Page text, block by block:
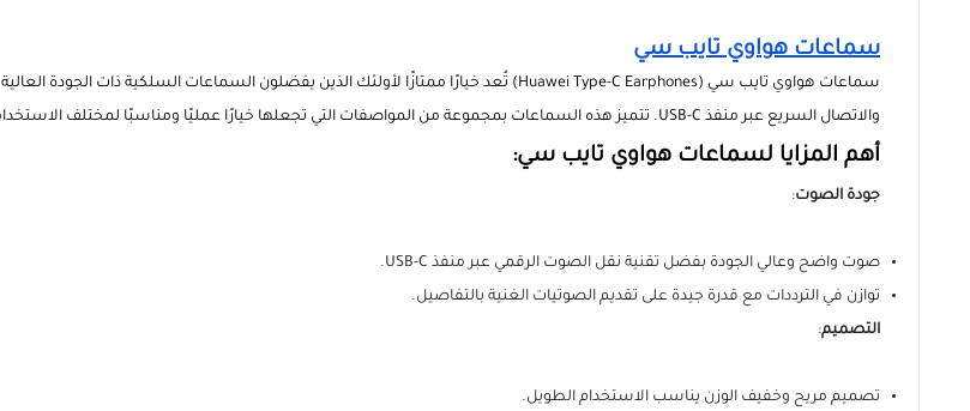
سماعات هواوي تايب سي
سماعات هواوي تايب سي (Huawei Type-C Earphones) تُعد خيارًا ممتازًا لأولئك الذين يفضلون السماعات السلكية ذات الجودة العالية
والاتصال السريع عبر منفذ USB-C. تتميز هذه السماعات بمجموعة من المواصفات التي تجعلها خيارًا عمليًا ومناسبًا لمختلف الاستخدامات.
أهم المزايا لسماعات هواوي تايب سي:
جودة الصوت:
صوت واضح وعالي الجودة بفضل تقنية نقل الصوت الرقمي عبر منفذ USB-C.
توازن في الترددات مع قدرة جيدة على تقديم الصوتيات الغنية بالتفاصيل.
التصميم:
تصميم مريح وخفيف الوزن يناسب الاستخدام الطويل.